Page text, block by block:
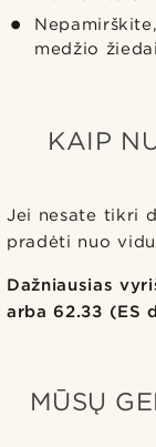
medžio
KAIP
Jei nesate tikri
pradėti nuo
Dažniausias
arba 62.33 (ES
MŪSŲ